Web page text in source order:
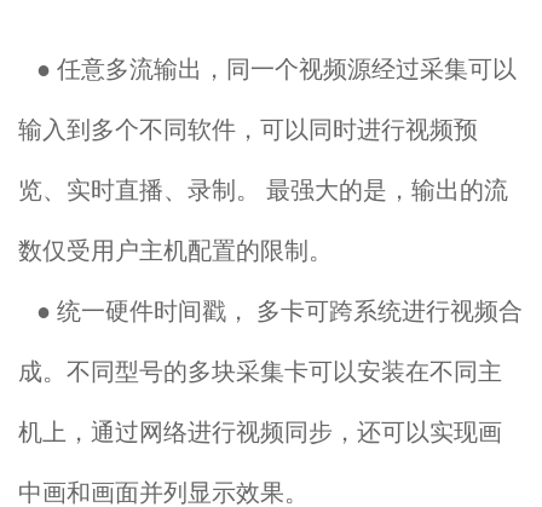
● 任意多流输出，同一个视频源经过采集可以
输入到多个不同软件，可以同时进行视频预
览、实时直播、录制。 最强大的是，输出的流
数仅受用户主机配置的限制。
● 统一硬件时间戳， 多卡可跨系统进行视频合
成。不同型号的多块采集卡可以安装在不同主
机上，通过网络进行视频同步，还可以实现画
中画和画面并列显示效果。